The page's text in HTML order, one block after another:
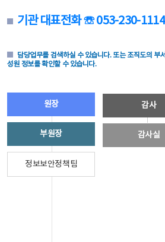
기관 대표전화 ☏ 053-230-1114
담당업무를 검색하실 수 있습니다. 또는 조직도의 부
성원 정보를 확인할 수 있습니다.
원장
부원장
정보보안정책팀
감사
감사실